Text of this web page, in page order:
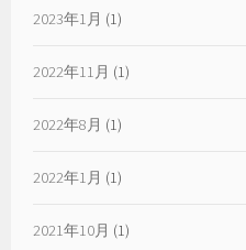
2023年1月 (1)
2022年11月 (1)
2022年8月 (1)
2022年1月 (1)
2021年10月 (1)